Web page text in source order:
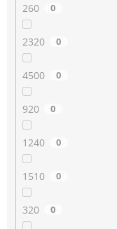
260 0
2320 0
4500 0
920 0
1240 0
1510 0
320 0